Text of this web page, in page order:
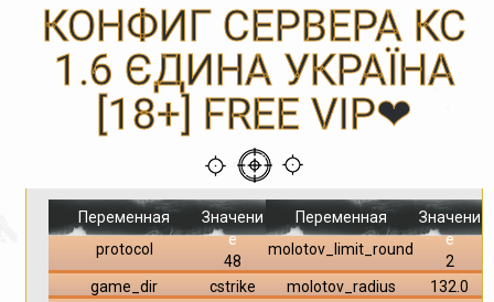
КОНФИГ СЕРВЕРА КС
1.6 ЄДИНА УКРАЇНА
[18+] FREE VIP❤
Переменная
Значени
е
protocol
48
game_dir
cstrike
Переменная
Значени
е
molotov_limit_round
2
molotov_radius
132.0